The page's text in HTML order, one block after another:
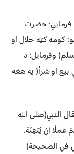
فرمايي: حضرت
کومه ګټه حلال او
وفرمایل: د
او شرأ( په هغه
النبي(صلی الله
عملًا أنْ يُتقِنَهُ.
في الصحيحة)